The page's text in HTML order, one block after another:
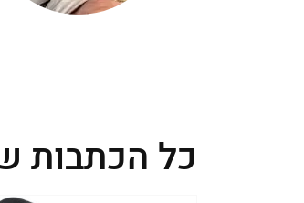
כל הכתבות